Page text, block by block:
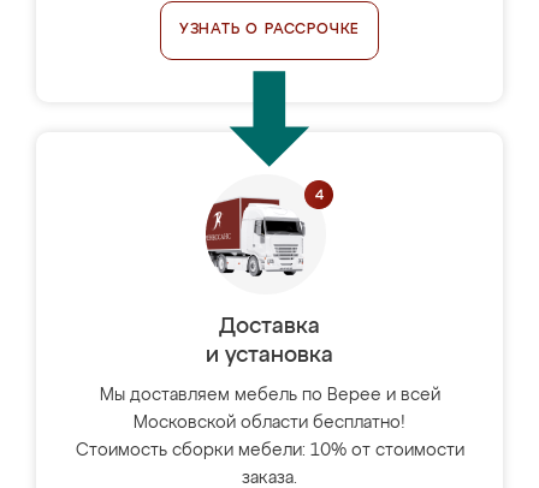
УЗНАТЬ О РАССРОЧКЕ
Доставка
и установка
Мы доставляем мебель по Верее и всей
Московской области бесплатно!
Стоимость сборки мебели: 10% от стоимости
заказа.